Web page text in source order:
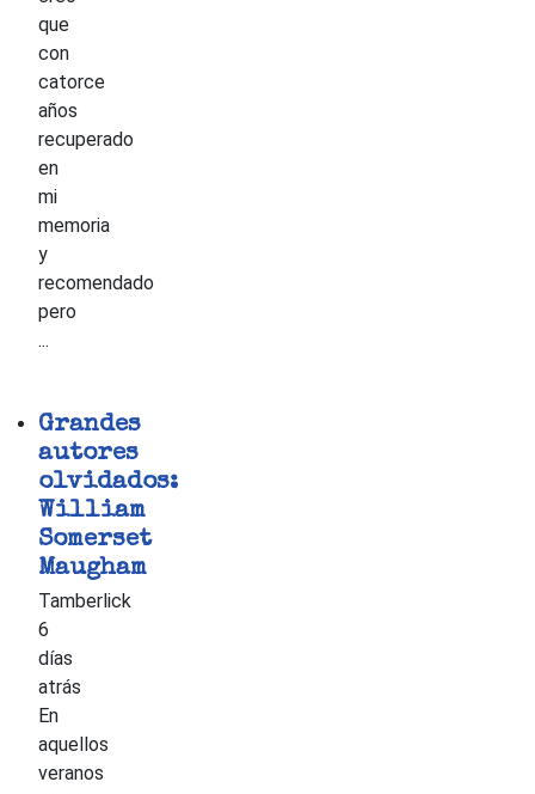
que
con
catorce
años
recuperado
en
mi
memoria
y
recomendado
pero
...
Grandes
autores
olvidados:
William
Somerset
Maugham
Tamberlick
6
días
atrás
En
aquellos
veranos